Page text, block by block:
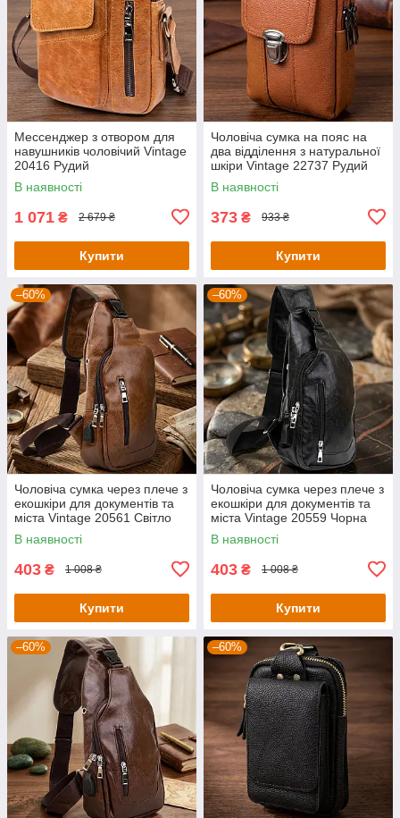
Мессенджер з отвором для
навушників чоловічий Vintage
20416 Рудий
В наявності
1 071 ₴ 2 679 ₴
Купити
Чоловіча сумка на пояс на
два відділення з натуральної
шкіри Vintage 22737 Рудий
В наявності
373 ₴ 933 ₴
Купити
–60%
Чоловіча сумка через плече з
екошкіри для документів та
міста Vintage 20561 Світло
Коричнева
В наявності
403 ₴ 1 008 ₴
Купити
–60%
Чоловіча сумка через плече з
екошкіри для документів та
міста Vintage 20559 Чорна
В наявності
403 ₴ 1 008 ₴
Купити
–60% –60%